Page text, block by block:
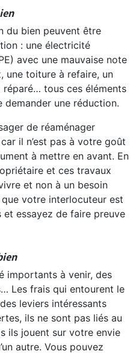
du bien peuvent être
: une électricité
avec une mauvaise note
une toiture à refaire, un
tous ces éléments
une réduction.
de réaménager
il n’est pas à votre goût
à mettre en avant. En
et ces travaux
et non à un besoin
votre interlocuteur est
et essayez de faire preuve
importants à venir, des
Les frais qui entourent le
leviers intéressants
ils ne sont pas liés au
ils jouent sur votre envie
autre. Vous pouvez